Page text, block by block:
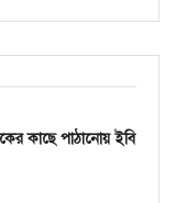
কাছে পাঠানোয় ইবি